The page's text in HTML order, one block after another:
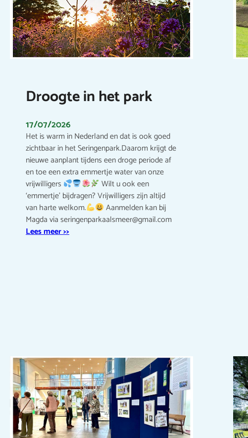
Droogte in het park
17/07/2026
Het is warm in Nederland en dat is ook goed
zichtbaar in het Seringenpark.Daarom krijgt de
nieuwe aanplant tijdens een droge periode af
en toe een extra emmertje water van onze
vrijwilligers
Wilt u ook een
‘emmertje’ bijdragen? Vrijwilligers zijn altijd
van harte welkom.
Aanmelden kan bij
Magda via seringenparkaalsmeer@gmail.com
Lees meer >>